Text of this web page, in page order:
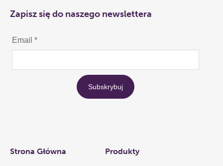
Links
Strona Główna Produkty
Zapisz się do naszego newslettera